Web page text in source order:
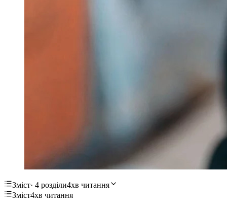
Зміст· 4 розділи4хв читання
Зміст4хв читання